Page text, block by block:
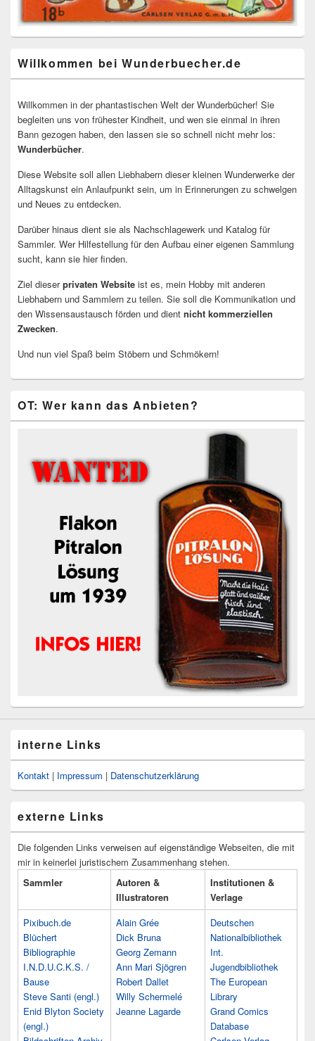
Willkommen bei Wunderbuecher.de
Willkommen in der phantastischen Welt der Wunderbücher! Sie
begleiten uns von frühester Kindheit, und wen sie einmal in ihren
Bann gezogen haben, den lassen sie so schnell nicht mehr los:
Wunderbücher.
Diese Website soll allen Liebhabern dieser kleinen Wunderwerke der
Alltagskunst ein Anlaufpunkt sein, um in Erinnerungen zu schwelgen
und Neues zu entdecken.
Darüber hinaus dient sie als Nachschlagewerk und Katalog für
Sammler. Wer Hilfestellung für den Aufbau einer eigenen Sammlung
sucht, kann sie hier finden.
Ziel dieserprivaten Website ist es, mein Hobby mit anderen
Liebhabern und Sammlern zu teilen. Sie soll die Kommunikation und
den Wissensaustausch förden und dient nicht kommerziellen
Zwecken.
Und nun viel Spaß beim Stöbern und Schmökern!
OT: Wer kann das Anbieten?
interne Links
Kontakt | Impressum | Datenschutzerklärung
externe Links
Die folgenden Links verweisen auf eigenständige Webseiten, die mit
mir in keinerlei juristischem Zusammenhang stehen.
Sammler
Autoren &
Illustratoren
Institutionen &
Verlage
Pixibuch.de
Blüchert
Bibliographie
I.N.D.U.C.K.S. /
Bause
Steve Santi (engl.)
Enid Blyton Society
(engl.)
Alain Grée
Dick Bruna
Georg Zemann
Ann Mari Sjögren
Robert Dallet
Willy Schermelé
Jeanne Lagarde
Deutschen
Nationalbibliothek
Int.
Jugendbibliothek
The European
Library
Grand Comics
Database